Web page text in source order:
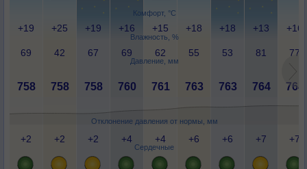
Комфорт, °C
Влажность, %
Давление, мм
Отклонение давления от нормы, мм
Сердечные
+19 +25 +19 +16 +15 +18 +18 +13 +16
69 42 67 69 62 55 53 81 77
758 758 758 760 761 763 763 764 764
+2 +2 +2 +4 +4 +6 +6 +7 +7